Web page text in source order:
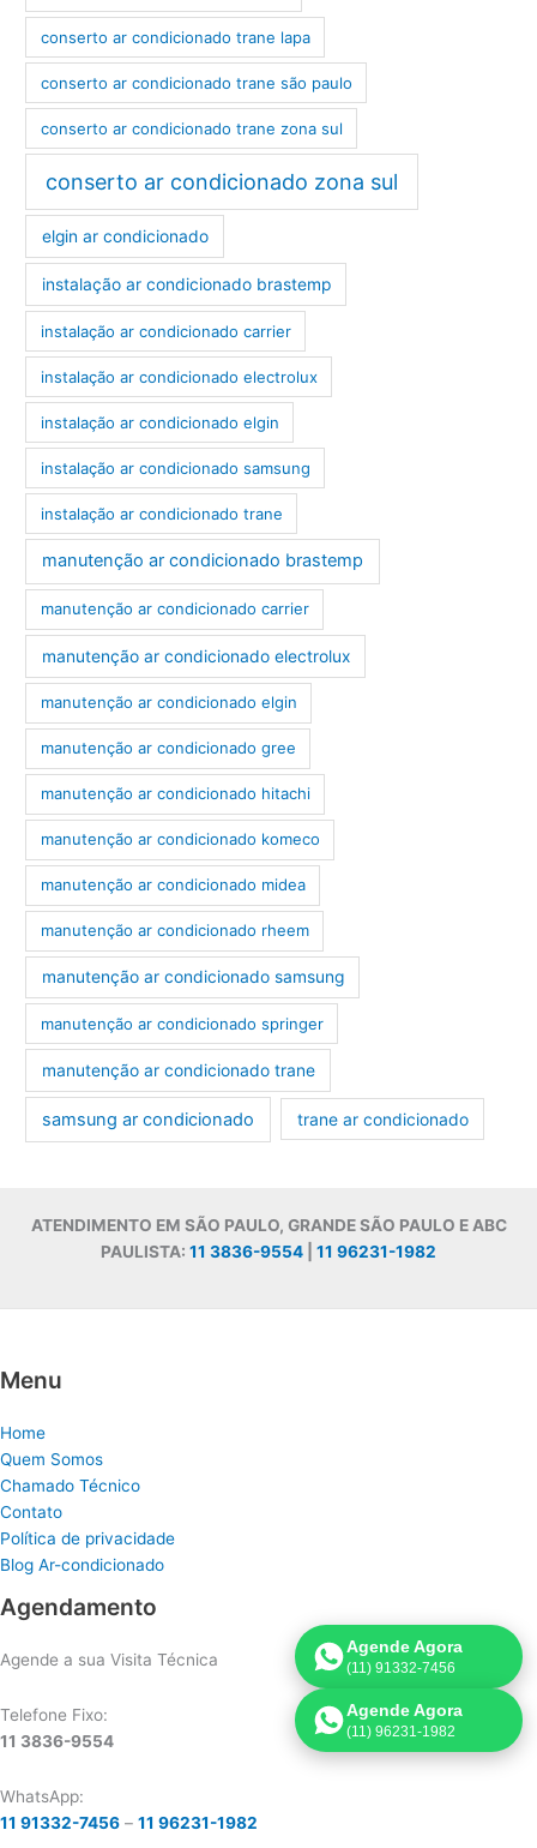
conserto ar condicionado trane lapa
conserto ar condicionado trane são paulo
conserto ar condicionado trane zona sul
conserto ar condicionado zona sul
elgin ar condicionado
instalação ar condicionado brastemp
instalação ar condicionado carrier
instalação ar condicionado electrolux
instalação ar condicionado elgin
instalação ar condicionado samsung
instalação ar condicionado trane
manutenção ar condicionado brastemp
manutenção ar condicionado carrier
manutenção ar condicionado electrolux
manutenção ar condicionado elgin
manutenção ar condicionado gree
manutenção ar condicionado hitachi
manutenção ar condicionado komeco
manutenção ar condicionado midea
manutenção ar condicionado rheem
manutenção ar condicionado samsung
manutenção ar condicionado springer
manutenção ar condicionado trane
samsung ar condicionado trane ar condicionado
ATENDIMENTO EM SÃO PAULO, GRANDE SÃO PAULO E ABC
PAULISTA: 11 3836-9554 11 96231-1982
Menu
Home
Quem Somos
Chamado Técnico
Contato
Política de privacidade
Blog Ar-condicionado
Agendamento
Agende a sua Visita Técnica
Telefone Fixo:
11 3836-9554
WhatsApp:
11 91332-7456 – 11 96231-1982
Agende Agora
(11) 91332-7456
Agende Agora
(11) 96231-1982